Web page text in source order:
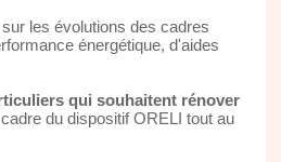
les évolutions des cadres
énergétique, d'aides
qui souhaitent rénover
du dispositif ORELI tout au